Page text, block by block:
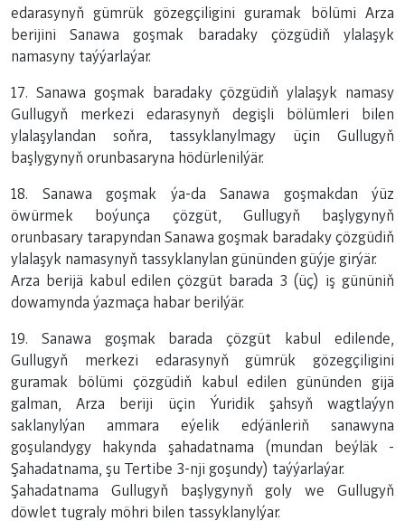
edarasynyň gümrük gözegçiligini guramak bölümi Arza
berijini Sanawa goşmak baradaky çözgüdiň ylalaşyk
namasyny taýýarlaýar.
17. Sanawa goşmak baradaky çözgüdiň ylalaşyk namasy
Gullugyň merkezi edarasynyň degişli bölümleri bilen
ylalaşylandan soňra, tassyklanylmagy üçin Gullugyň
başlygynyň orunbasaryna hödürlenilýär.
18. Sanawa goşmak ýa-da Sanawa goşmakdan ýüz
öwürmek boýunça çözgüt, Gullugyň başlygynyň
orunbasary tarapyndan Sanawa goşmak baradaky çözgüdiň
ylalaşyk namasynyň tassyklanylan gününden güýje girýär.
Arza berijä kabul edilen çözgüt barada 3 (üç) iş gününiň
dowamynda ýazmaça habar berilýär.
19. Sanawa goşmak barada çözgüt kabul edilende,
Gullugyň merkezi edarasynyň gümrük gözegçiligini
guramak bölümi çözgüdiň kabul edilen gününden gijä
galman, Arza beriji üçin Ýuridik şahsyň wagtlaýyn
saklanylýan ammara eýelik edýänleriň sanawyna
goşulandygy hakynda şahadatnama (mundan beýläk -
Şahadatnama, şu Tertibe 3-nji goşundy) taýýarlaýar.
Şahadatnama Gullugyň başlygynyň goly we Gullugyň
döwlet tugraly möhri bilen tassyklanylýar.